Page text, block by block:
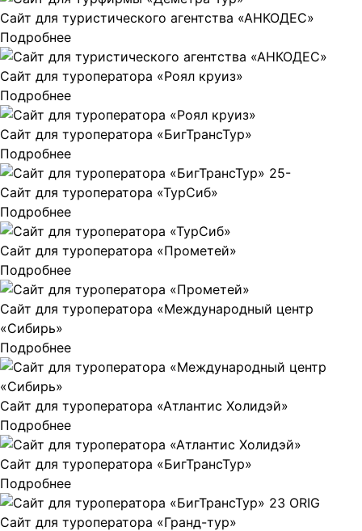
Сайт для туристического агентства «АНКОДЕС»
Подробнее
Сайт для туроператора «Роял круиз»
Подробнее
Сайт для туроператора «БигТрансТур»
Подробнее
Сайт для туроператора «ТурСиб»
Подробнее
Сайт для туроператора «Прометей»
Подробнее
Сайт для туроператора «Международный центр
«Сибирь»
Подробнее
Сайт для туроператора «Атлантис Холидэй»
Подробнее
Сайт для туроператора «БигТрансТур»
Подробнее
Сайт для туроператора «Гранд-тур»